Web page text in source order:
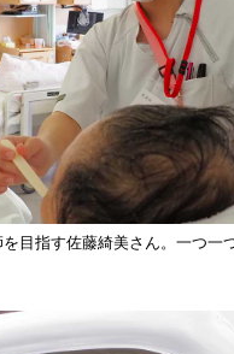
目指す佐藤綺美さん。一つ一